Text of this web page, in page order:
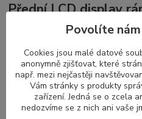
Přední LCD display
notebooky DELL
Přední displej rámečekje
která obklopuje a chrání
notebooků v zavřeném stavu
na zadní straně. Tento magnet
tělem notebooku při jeho
stabilitě vašeho zařízení.
Povolíte
Cookies jsou malé datové
anonymně zjišťovat, které
např. mezi nejčastěji
Vám stránky s produkty
zařízení. Jedná se o zcela
nedozvíme se z nich ani vaše